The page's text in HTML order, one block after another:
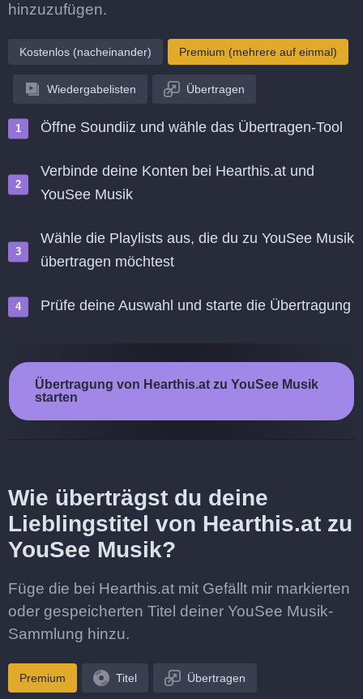
hinzuzufügen.
Kostenlos (nacheinander) Premium (mehrere auf einmal)
Wiedergabelisten Übertragen
Öffne Soundiiz und wähle das Übertragen-Tool
Verbinde deine Konten bei Hearthis.at und
YouSee Musik
Wähle die Playlists aus, die du zu YouSee Musik
übertragen möchtest
Prüfe deine Auswahl und starte die Übertragung
Übertragung von Hearthis.at zu YouSee Musik
starten
Wie überträgst du deine
Lieblingstitel von Hearthis.at zu
YouSee Musik?
Füge die bei Hearthis.at mit Gefällt mir markierten
oder gespeicherten Titel deiner YouSee Musik-
Sammlung hinzu.
Premium Titel Übertragen